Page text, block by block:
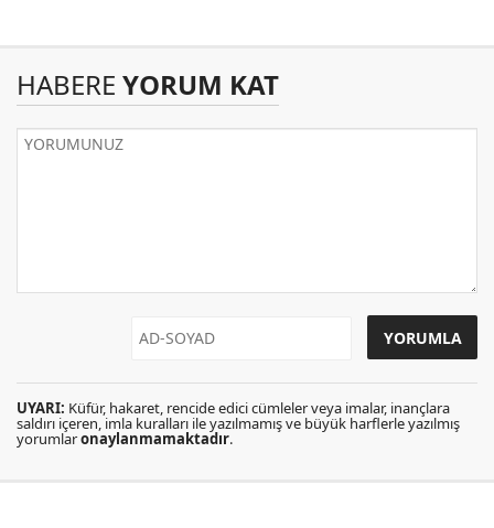
HABERE YORUM KAT
UYARI: Küfür, hakaret, rencide edici cümleler veya imalar, inançlara
saldırı içeren, imla kuralları ile yazılmamış ve büyük harflerle yazılmış
yorumlaronaylanmamaktadır.